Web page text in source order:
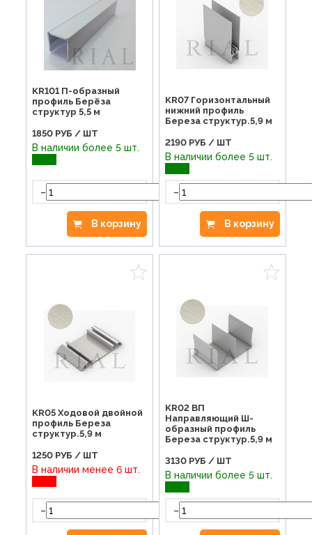
KR101 П-образный
профиль Берёза
структур 5,5 м
1850 РУБ / ШТ
В наличии более 5 шт.
-
В корзину
KR07 Горизонтальный
нижний профиль
Береза структур.5,9 м
2190 РУБ / ШТ
В наличии более 5 шт.
-
В корзину
KR05 Ходовой двойной
профиль Береза
структур.5,9 м
1250 РУБ / ШТ
В наличии менее 6 шт.
-
KR02 ВП
Направляющий Ш-
образный профиль
Береза структур.5,9 м
3130 РУБ / ШТ
В наличии более 5 шт.
-